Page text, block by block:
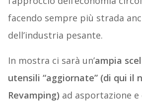
facendo sempre più strada
dell’industria pesante.
In mostra ci sarà un’ampia
utensili “aggiornate” (di qui il
Revamping) ad asportazione